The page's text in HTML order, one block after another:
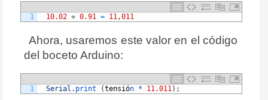
1 10.02 ÷ 0.91 = 11,011
Ahora, usaremos este valor en el código
del boceto Arduino:
1 Serial . print (tensión * 11.011) ;